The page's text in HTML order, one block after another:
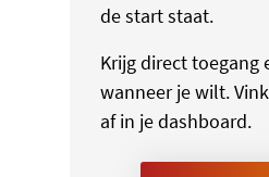
de start staat.
Krijg direct toegang
wanneer je wilt.
af in je dashboard.